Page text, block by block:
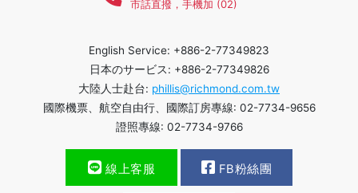
市話直撥，手機加 (02)
English Service: +886-2-77349823
日本のサービス: +886-2-77349826
大陸人士赴台: phillis@richmond.com.tw
國際機票、航空自由行、國際訂房專線: 02-7734-9656
證照專線: 02-7734-9766
線上客服 FB粉絲團